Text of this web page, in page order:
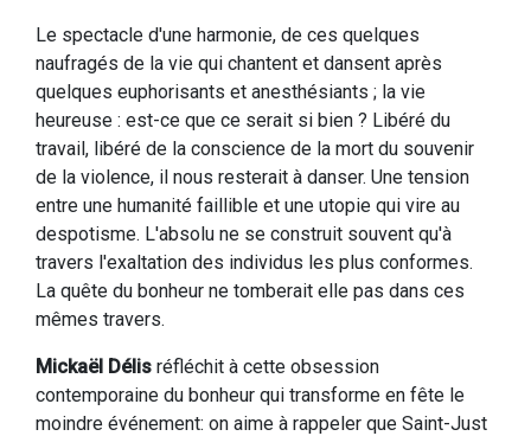
Le spectacle d'une harmonie, de ces quelques
naufragés de la vie qui chantent et dansent après
quelques euphorisants et anesthésiants ; la vie
heureuse : est-ce que ce serait si bien ? Libéré du
travail, libéré de la conscience de la mort du souvenir
de la violence, il nous resterait à danser. Une tension
entre une humanité faillible et une utopie qui vire au
despotisme. L'absolu ne se construit souvent qu'à
travers l'exaltation des individus les plus conformes.
La quête du bonheur ne tomberait elle pas dans ces
mêmes travers.
Mickaël Délis réfléchit à cette obsession
contemporaine du bonheur qui transforme en fête le
moindre événement: on aime à rappeler que Saint-Just